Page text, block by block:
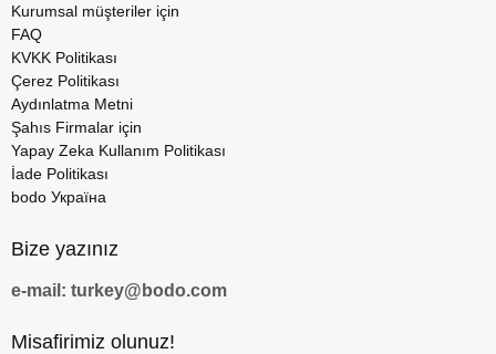
Kurumsal müşteriler için
FAQ
KVKK Politikası
Çerez Politikası
Aydınlatma Metni
Şahıs Firmalar için
Yapay Zeka Kullanım Politikası
İade Politikası
bodo Україна
Bize yazınız
e-mail: turkey@bodo.com
Misafirimiz olunuz!